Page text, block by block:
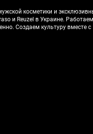
косметики и
и Reuzel в Украине. Работаем
Создаем культуру вместе с